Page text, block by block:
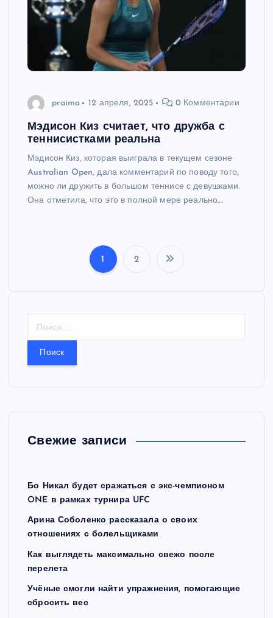
praima 12 апреля, 2025 0 Комментарии
Мэдисон Киз считает, что дружба с
теннисистками реальна
Мэдисон Киз, которая выиграла в текущем сезоне
Australian Open, дала комментарий по поводу того,
можно ли дружить в большом теннисе с девушками.
Она отметила, что это в полной мере реально.…
и
я
з
п
1 2
Свежие записи
Бо Никал будет сражаться с экс-чемпионом
ONE в рамках турнира UFC
Арина Соболенко рассказала о своих
отношениях с болельщиками
Как выглядеть максимально свежо после
перелета
Учёные смогли найти упражнения, помогающие
сбросить вес